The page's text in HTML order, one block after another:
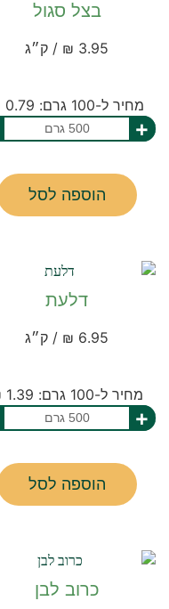
בצל סגול
3.95 ₪ / ק״ג
מחיר ל-100 גרם: 0.79 ₪
+
הוספה לסל
דלעת
6.95 ₪ / ק״ג
מחיר ל-100 גרם: 1.39 ₪
+
הוספה לסל
כרוב לבן